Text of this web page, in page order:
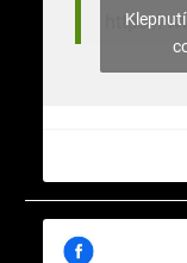
https://